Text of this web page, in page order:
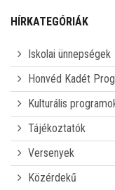
HÍRKATEGÓRIÁK
Iskolai ünnepségek
Honvéd Kadét
Kulturális
Tájékoztatók
Versenyek
Közérdekű